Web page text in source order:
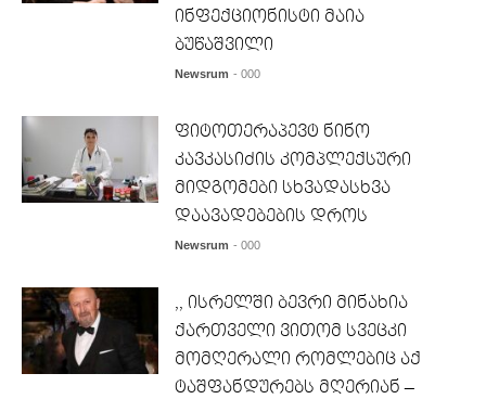
ინფექციონისტი მაია
ბუწაშვილი
Newsrum - 000
ფიტოთერაპევტ ნინო
კავკასიძის კომპლექსური
მიდგომები სხვადასხვა
დაავადებების დროს
Newsrum - 000
,, ისრელში ბევრი მინახია
ქართველი ვითომ სვეცკი
მომღერალი რომლებიც აქ
ტაშფანდურებს მღერიან –